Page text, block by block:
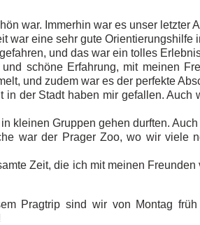
war. Immerhin war es unser letzter
war eine sehr gute Orientierungshilfe
und das war ein tolles
schöne Erfahrung, mit meinen
und zudem war es der perfekte
der Stadt haben mir gefallen.
kleinen Gruppen gehen durften.
war der Prager Zoo, wo wir viele
Zeit, die ich mit meinen
Pragtrip sind wir von Montag